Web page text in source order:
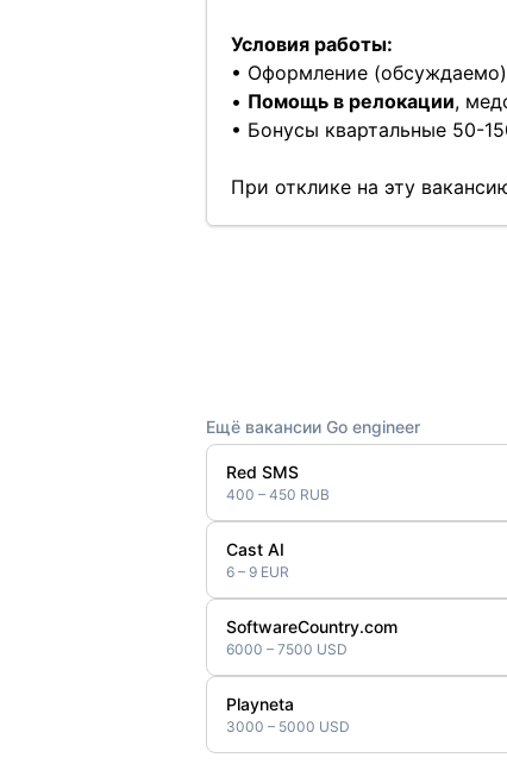
Условия работы:
• Оформление
• Помощь в релокации,
• Бонусы квартальные 50-
При отклике на эту
Ещё вакансии Go engineer
Red SMS
400 – 450 RUB
Cast AI
6 – 9 EUR
SoftwareCountry.com
6000 – 7500 USD
Playneta
3000 – 5000 USD